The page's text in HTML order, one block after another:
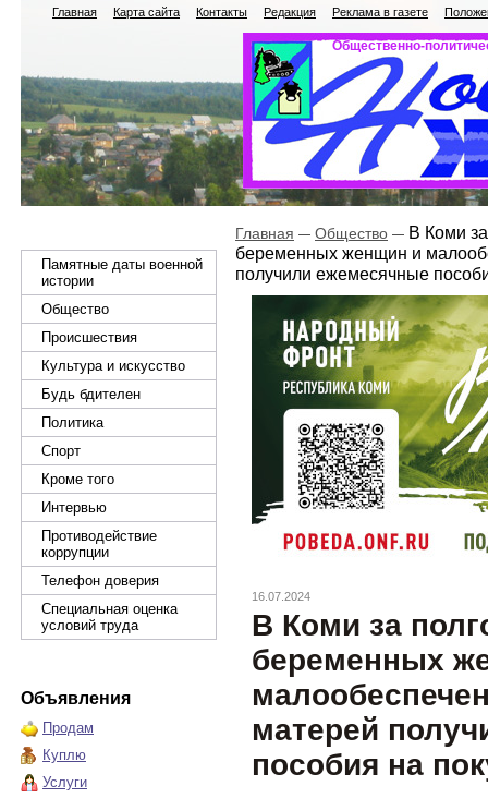
Главная Карта сайта Контакты Редакция Реклама в газете
Общественно-
Памятные даты военной
истории
Общество
Происшествия
Культура и искусство
Будь бдителен
Политика
Спорт
Кроме того
Интервью
Противодействие
коррупции
Телефон доверия
Специальная оценка
условий труда
Объявления
Продам
Куплю
Услуги
Главная Общество
В Коми
беременных женщин и
получили ежемесячные
16.07.2024
В Коми за
беременных
матерей
пособия на